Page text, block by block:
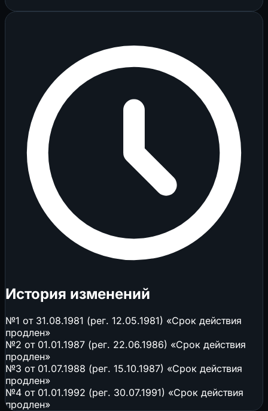
История изменений
№1 от 31.08.1981 (рег. 12.05.1981) «Срок действия
продлен»
№2 от 01.01.1987 (рег. 22.06.1986) «Срок действия
продлен»
№3 от 01.07.1988 (рег. 15.10.1987) «Срок действия
продлен»
№4 от 01.01.1992 (рег. 30.07.1991) «Срок действия
продлен»